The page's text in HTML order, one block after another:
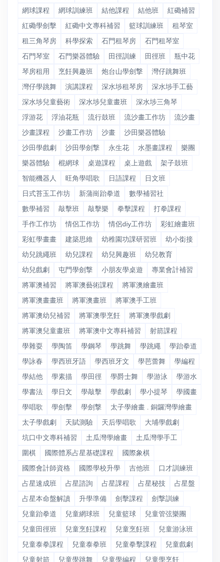
網球課程
網球訓練班 結他課程 結他班
紅磡補習
紅磡學劍擊
紅磡中文專科補習 籃球訓練班
租琴室
租三角琴房
科學探索 石門租琴房
石門租琴室
石門琴室
石門樂器體驗 田徑訓練 田徑班
瓶中花
琴房租用
烹飪興趣班 炮台山學劍撃
灣仔跳舞班
灣仔學跳舞
演講課程 深水埗租琴房
深水埗手工藝
深水埗兒童藝術
深水埗兒童畫班
深水埗三角琴
浮游花
浮油花瓶 流行鼓班 流沙畫工作坊
流沙畫
沙畫課程
沙畫工作坊 沙畫
沙田樂器體驗
沙田學戲劇
沙田學劍撃 永生花 水墨畫課程
樂團
樂器體驗
棍網球 桌遊課程 桌上遊戲
架子鼓班
智能機器人
旺角學唱歌 日語課程
日文班
日式苔玉工作坊
新蒲崗跆拳道
數學補習社
數學補習
敲擊班 敲擊樂 拳擊課程
打拳課程
手作工作坊
情侶工作坊 情侶diy工作坊
彩虹繪畫班
彩虹學畫畫
建築思維 幼稚園功課研習班
幼小銜接
幼兒跳繩班
幼兒課程 幼兒興趣班
幼兒教育
幼兒戲劇
屯門學劍撃 小朋友學桌遊
專業會計補習
將軍澳補習
將軍澳藝術課程
將軍澳繪畫班
將軍澳畫畫班
將軍澳畫班
將軍澳手工班
將軍澳幼兒補習
將軍澳學烹飪
將軍澳學戲劇
將軍澳兒童畫班
將軍澳中文專科補習
射箭課程
學雜耍
學陶笛 學鋼琴 學跳舞 學跳繩
學跆拳道
學詠春
學西班牙語 學西班牙文 學芭蕾舞
學編程
學結他
學素描 學田徑 學爵士舞 學游泳
學游水
學書法
學日文 學敲擊 學戲劇 學小提琴
學國畫
學唱歌
學劍擊 學劍撃
太子學繪畫 . 銅鑼灣學繪畫
太子學戲劇
天賦測驗 天后學唱歌
大埔學戲劇
坑口中文專科補習
土瓜灣學繪畫
土瓜灣學手工
圍棋
國際體系占星基礎課程
國際象棋
國際會計師資格
國際學校升學 吉他班
口才訓練班
占星速成班
占星諮詢 占星課程 占星秘技
占星盤
占星本命盤解讀
升學準備 劍擊課程
劍撃訓練
兒童跆拳道
兒童網球班 兒童籃球
兒童管弦樂團
兒童田徑班
兒童烹飪課程 兒童烹飪班
兒童游泳班
兒童泰拳課程
兒童泰拳班 兒童拳擊課程
兒童戲劇
兒童射箭
兒童學跳舞 兒童學編程 兒童學烹飪